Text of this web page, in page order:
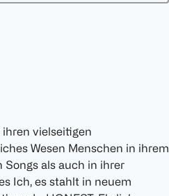
vielseitigen
Wesen Menschen in ihrem
Songs als auch in ihrer
Ich, es stahlt in neuem